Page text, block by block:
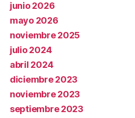
junio 2026
mayo 2026
noviembre 2025
julio 2024
abril 2024
diciembre 2023
noviembre 2023
septiembre 2023